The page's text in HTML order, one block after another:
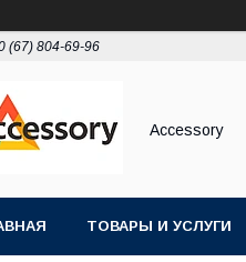
(67) 804-69-96
Accessory
ТОВАРЫ И УСЛУГИ